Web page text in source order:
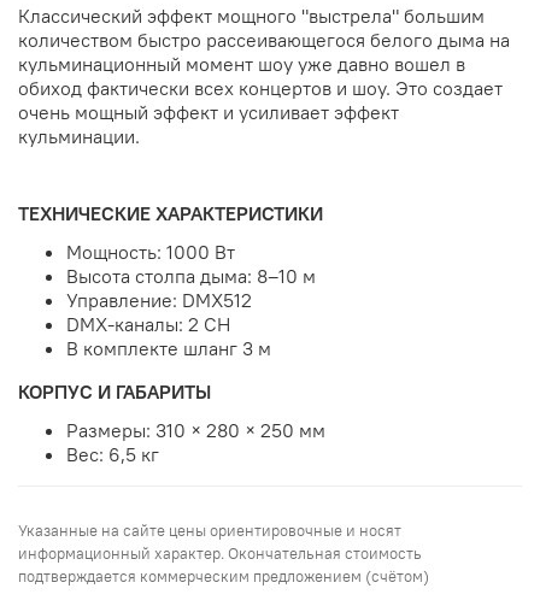
Классический эффект мощного "выстрела" большим
количеством быстро рассеивающегося белого дыма на
кульминационный момент шоу уже давно вошел в
обиход фактически всех концертов и шоу. Это создает
очень мощный эффект и усиливает эффект
кульминации.
ТЕХНИЧЕСКИЕ ХАРАКТЕРИСТИКИ
Мощность: 1000 Вт
Высота столпа дыма: 8–10 м
Управление: DMX512
DMX-каналы: 2 CH
В комплекте шланг 3 м
КОРПУС И ГАБАРИТЫ
Размеры: 310 × 280 × 250 мм
Вес: 6,5 кг
Указанные на сайте цены ориентировочные и носят
информационный характер. Окончательная стоимость
подтверждается коммерческим предложением (счётом)